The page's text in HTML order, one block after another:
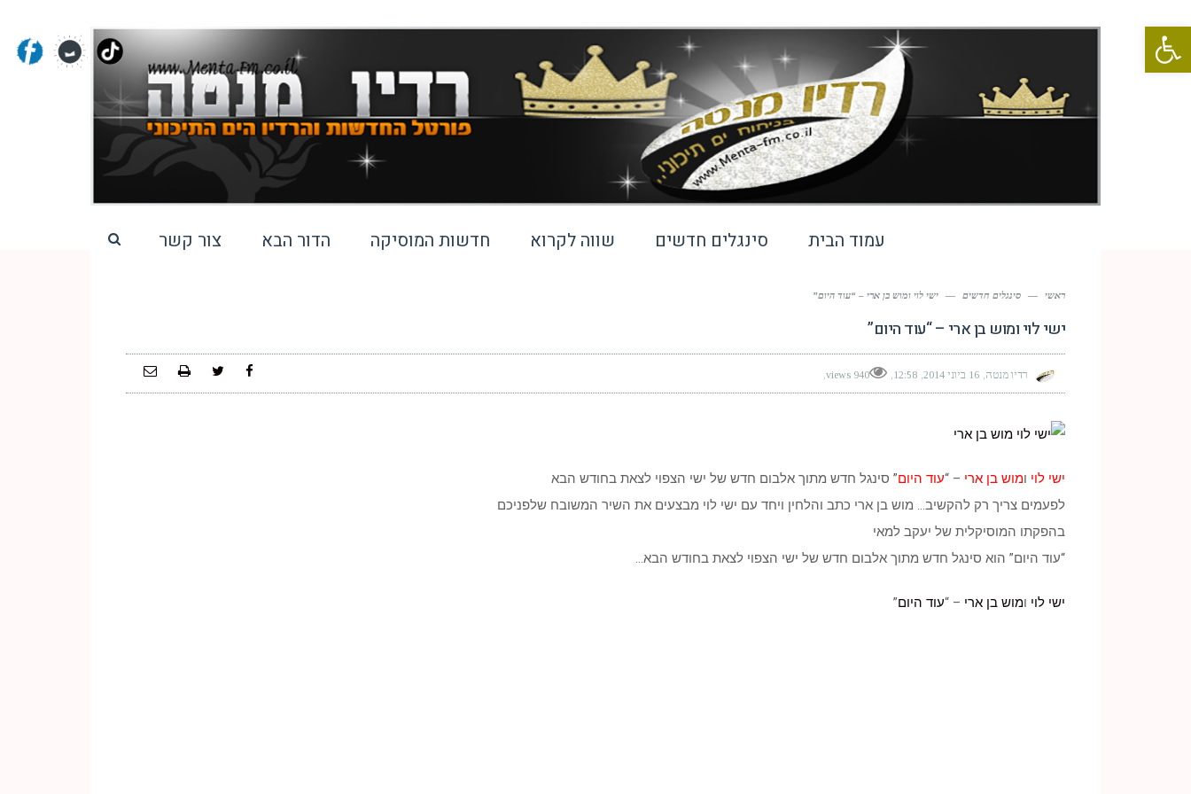
פתח סרגל נגישות
עמוד הבית סינגלים חדשים שווה לקרוא חדשות המוסיקה הדור הבא צור קשר
ראשי — סינגלים חדשים — ישי לוי ומוש בן ארי – “עוד היום”
ישי לוי ומוש בן ארי – “עוד היום”
רדיו מנטה 16 ביוני 2014 12:58
940 views
ישי לוי ומוש בן ארי – “עוד היום” סינגל חדש מתוך אלבום חדש של ישי הצפוי לצאת בחודש הבא
לפעמים צריך רק להקשיב… מוש בן ארי כתב והלחין ויחד עם ישי לוי מבצעים את השיר המשובח שלפניכם
בהפקתו המוסיקלית של יעקב למאי
“עוד היום” הוא סינגל חדש מתוך אלבום חדש של ישי הצפוי לצאת בחודש הבא…
ישי לוי ומוש בן ארי – “עוד היום”